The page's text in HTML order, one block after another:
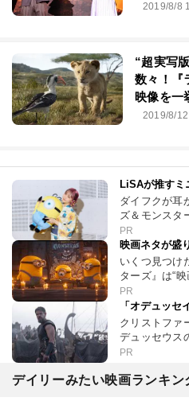
2019/8/8
“超実写
数々！『
映像を一
2019/8/
LiSAが推すミ
ダイフクが耳
ズ＆モンスタ
PR
映画ネタが盛
いくつ見つけ
ターズ』は“映
PR
「オデュッセ
クリストファ
デュッセウス
PR
デイリーみたい映画ランキン